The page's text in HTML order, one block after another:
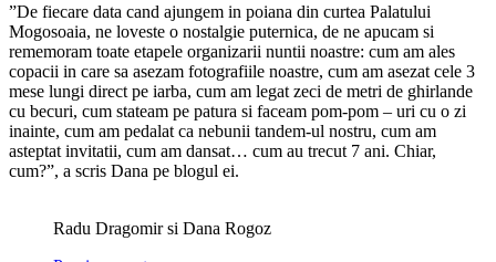
”De fiecare data cand ajungem in poiana din curtea Palatului
Mogosoaia, ne loveste o nostalgie puternica, de ne apucam si
rememoram toate etapele organizarii nuntii noastre: cum am ales
copacii in care sa asezam fotografiile noastre, cum am asezat cele 3
mese lungi direct pe iarba, cum am legat zeci de metri de ghirlande
cu becuri, cum stateam pe patura si faceam pom-pom – uri cu o zi
inainte, cum am pedalat ca nebunii tandem-ul nostru, cum am
asteptat invitatii, cum am dansat… cum au trecut 7 ani. Chiar,
cum?”, a scris Dana pe blogul ei.
Radu Dragomir si Dana Rogoz